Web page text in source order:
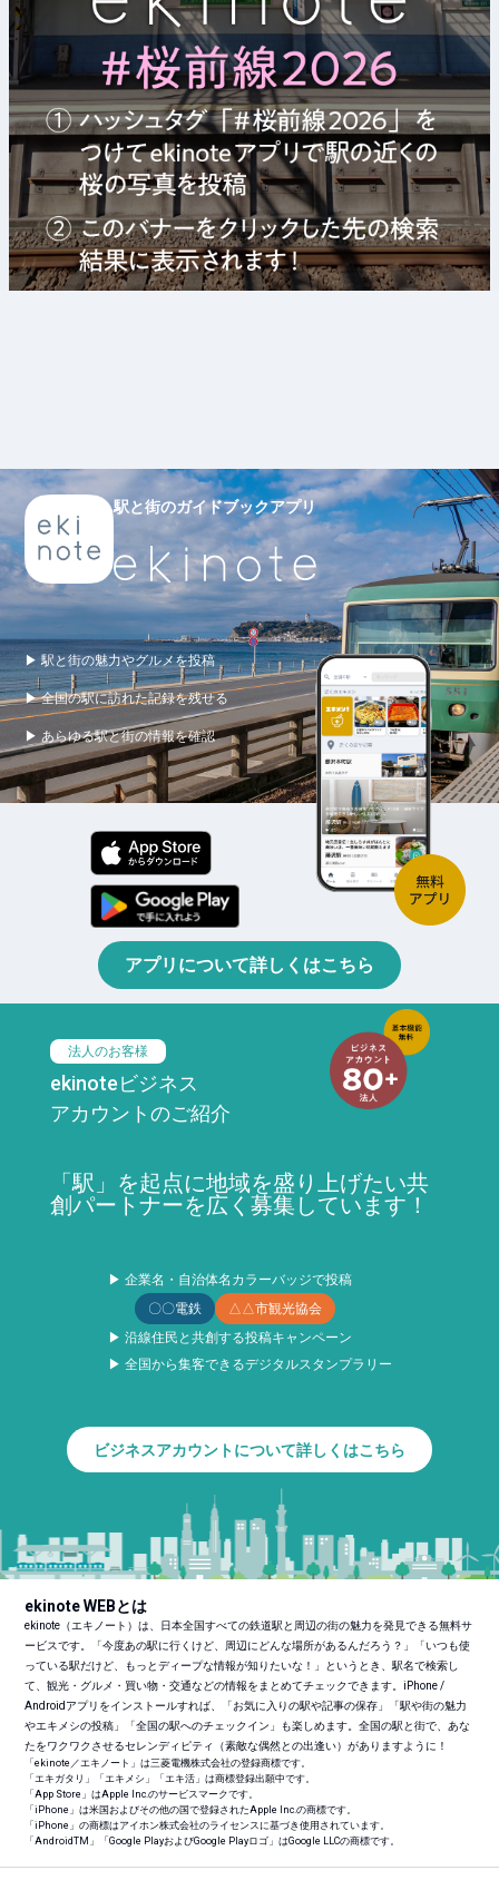
駅と街のガイドブックアプリ
▶ 駅と街の魅力やグルメを投稿
▶ 全国の駅に訪れた記録を残せる
▶ あらゆる駅と街の情報を確認
アプリについて詳しくはこちら
法人のお客様
ekinoteビジネス
アカウントのご紹介
「駅」を起点に地域を盛り上げたい共
創パートナーを広く募集しています！
▶ 企業名・自治体名カラーバッジで投稿
〇〇電鉄
△△市観光協会
▶ 沿線住民と共創する投稿キャンペーン
▶ 全国から集客できるデジタルスタンプラリー
ビジネスアカウントについて詳しくはこちら
ekinote WEBとは
ekinote（エキノート）は、日本全国すべての鉄道駅と周辺の街の魅力を発見できる無料サ
ービスです。「今度あの駅に行くけど、周辺にどんな場所があるんだろう？」「いつも使
っている駅だけど、もっとディープな情報が知りたいな！」というとき、駅名で検索し
て、観光・グルメ・買い物・交通などの情報をまとめてチェックできます。iPhone /
Androidアプリをインストールすれば、「お気に入りの駅や記事の保存」「駅や街の魅力
やエキメシの投稿」「全国の駅へのチェックイン」も楽しめます。全国の駅と街で、あな
たをワクワクさせるセレンディピティ（素敵な偶然との出逢い）がありますように！
「ekinote／エキノート」は三菱電機株式会社の登録商標です。
「エキガタリ」「エキメシ」「エキ活」は商標登録出願中です。
「App Store」はApple Inc.のサービスマークです。
「iPhone」は米国およびその他の国で登録されたApple Inc.の商標です。
「iPhone」の商標はアイホン株式会社のライセンスに基づき使用されています。
「AndroidTM 」「Google PlayおよびGoogle Playロゴ」はGoogle LLCの商標です。